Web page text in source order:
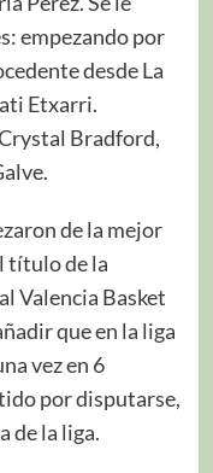
empezando por
desde La
Etxarri.
Bradford,
de la mejor
título de la
Valencia Basket
que en la liga
vez en 6
por disputarse,
de la liga.